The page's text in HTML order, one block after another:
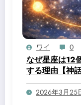
ワイ 0
なぜ星座は12
する理由【神
2026年3月25